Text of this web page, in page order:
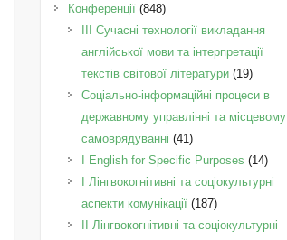
Конференції(848)
III Сучасні технології викладання
англійської мови та інтерпретації
текстів світової літератури(19)
Соціально-інформаційні процеси в
державному управлінні та місцевому
самоврядуванні (41)
І English for Specific Purposes (14)
I Лінгвокогнітивні та соціокультурні
аспекти комунікації(187)
IІ Лінгвокогнітивні та соціокультурні